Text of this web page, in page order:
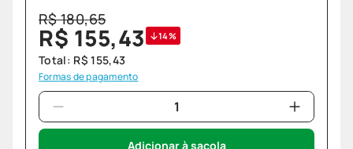
R$180,65
R$ 155,43 14%
Total: R$ 155,43
Formas de pagamento
Adicionar à sacola